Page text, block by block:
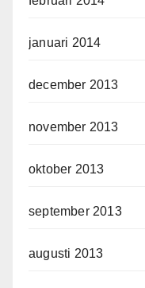
januari 2014
december 2013
november 2013
oktober 2013
september 2013
augusti 2013